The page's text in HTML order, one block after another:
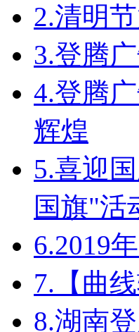
2.清明
3.登腾
4.登腾
辉煌
5.喜迎
国旗"活
6.2019
7. 【曲
8.湖南